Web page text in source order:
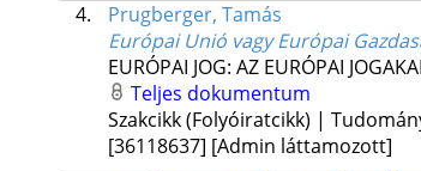
4.
Prugberger, Tamás
Európai Unió vagy Európai
EURÓPAI JOG: AZ EURÓPAI
Teljes dokumentum
Szakcikk (Folyóiratcikk) |
[36118637] [Admin láttamozott]